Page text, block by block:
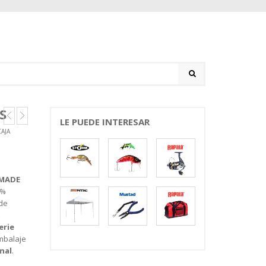
.
LE PUEDE INTERESAR